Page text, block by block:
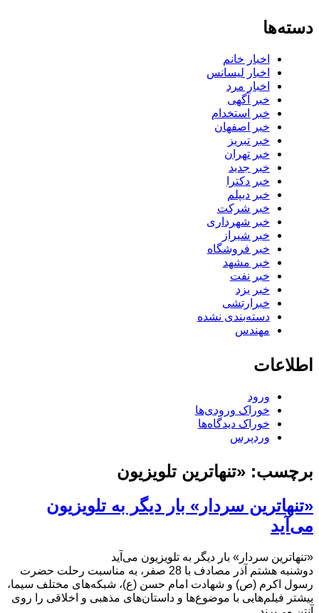
دسته‌ها
اخبار خانم
اخبار لیسانس
اخبار مرد
خبر آگهی
خبر استخدام
خبر اصفهان
خبر تبریز
خبر تهران
خبر جدید
خبر دکترا
خبر دیپلم
خبر شرکت
خبر شهرداری
خبر شیراز
خبر فروشگاه
خبر مشهد
خبر نفت
خبر یزد
خبرارتشی
دسته‌بندی نشده
مهندس
اطلاعات
ورود
خوراک ورودی‌ها
خوراک دیدگاه‌ها
وردپرس
برچسب: «تنهاترین تلویزیون
«تنهاترین سردار» بار دیگر به تلویزیون
می‌آید
«تنهاترین سردار» بار دیگر به تلویزیون می‌آید
دوشنبه هشتم آذر مصادف با 28 صفر، به مناسبت رحلت حضرت
رسول اکرم (ص) و شهادت امام حسن (ع)، شبکه‌های مختلف سیما،
بیشتر فیلم‌هایی با موضوع‌ها و داستان‌های مذهبی و اخلاقی را روی